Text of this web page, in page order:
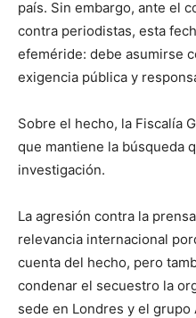
país. Sin embargo, ante el
contra periodistas, esta
efeméride: debe asumirse
exigencia pública y
Sobre el hecho, la Fiscalía
que mantiene la búsqueda
investigación.
La agresión contra la
relevancia internacional
cuenta del hecho, pero
condenar el secuestro la
sede en Londres y el grupo